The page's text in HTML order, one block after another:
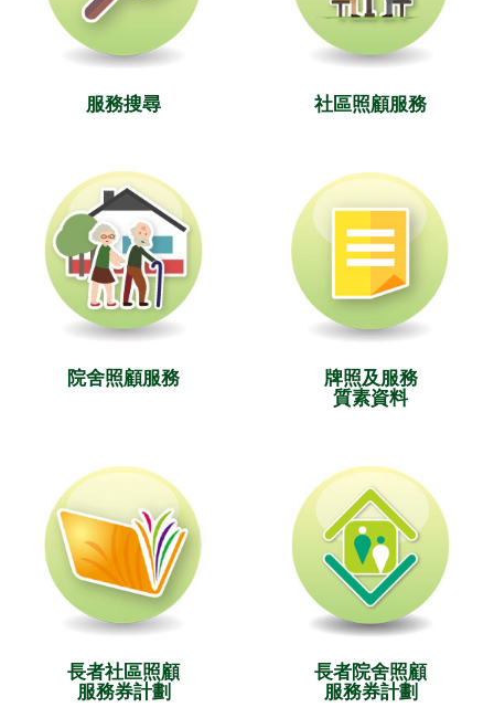
服務搜尋 社區照顧服務
院舍照顧服務
牌照及服務
質素資料
長者社區照顧
服務券計劃
長者院舍照顧
服務券計劃